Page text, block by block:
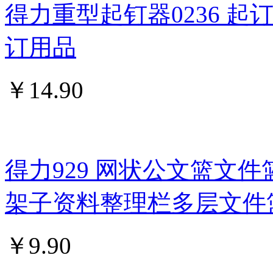
得力重型起钉器0236 起
订用品
￥ 14.90
得力929 网状公文篮文
架子资料整理栏多层文件
￥ 9.90